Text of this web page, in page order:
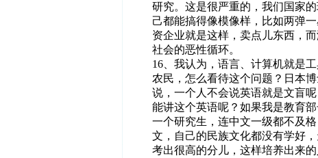
研究。这是很严重的，我们国家
己都能搞得像模像样，比如两弹
资企业就是这样，卖点儿东西，
社会的恶性循环。
16、我认为，语言、计算机就是
农民，怎么看待这个问题？日本
说，一个人不会说英语就是文盲
能讲这个英语呢？如果我是教育
一个研究生，连中文一级都不及
文，自己的民族文化都没有学好
考出很高的分儿，这样培养出来